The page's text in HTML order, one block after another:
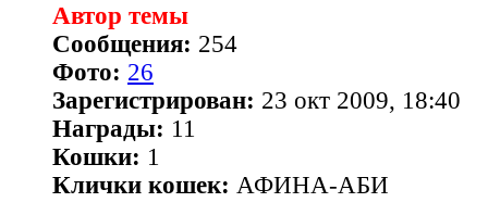
Автор темы
Сообщения: 254
Фото: 26
Зарегистрирован: 23 окт 2009, 18:40
Награды: 11
Кошки: 1
Клички кошек: АФИНА-АБИ